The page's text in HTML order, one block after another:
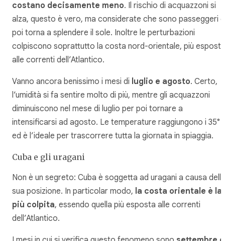
costano decisamente meno. Il rischio di acquazzoni si
alza, questo è vero, ma considerate che sono passeggeri e
poi torna a splendere il sole. Inoltre le perturbazioni
colpiscono soprattutto la costa nord-orientale, più esposta
alle correnti dell’Atlantico.
Vanno ancora benissimo i mesi di luglio e agosto. Certo,
l’umidità si fa sentire molto di più, mentre gli acquazzoni
diminuiscono nel mese di luglio per poi tornare a
intensificarsi ad agosto. Le temperature raggiungono i 35°
ed è l’ideale per trascorrere tutta la giornata in spiaggia.
Cuba e gli uragani
Non è un segreto: Cuba è soggetta ad uragani a causa della
sua posizione. In particolar modo, la costa orientale è la
più colpita, essendo quella più esposta alle correnti
dell’Atlantico.